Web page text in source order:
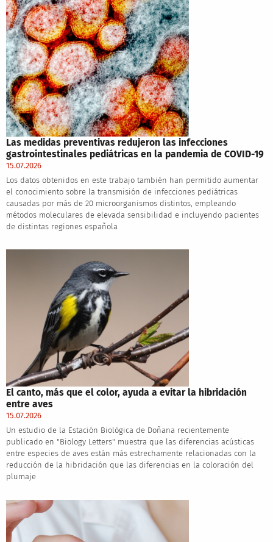
Las medidas preventivas redujeron las infecciones
gastrointestinales pediátricas en la pandemia de COVID-19
15.07.2026
Los datos obtenidos en este trabajo también han permitido aumentar
el conocimiento sobre la transmisión de infecciones pediátricas
causadas por más de 20 microorganismos distintos, empleando
métodos moleculares de elevada sensibilidad e incluyendo pacientes
de distintas regiones española
El canto, más que el color, ayuda a evitar la hibridación
entre aves
15.07.2026
Un estudio de la Estación Biológica de Doñana recientemente
publicado en "Biology Letters" muestra que las diferencias acústicas
entre especies de aves están más estrechamente relacionadas con la
reducción de la hibridación que las diferencias en la coloración del
plumaje